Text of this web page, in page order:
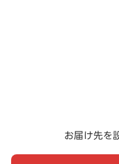
お届け先を